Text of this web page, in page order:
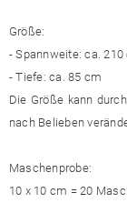
Größe:
- Spannweite: ca. 210
- Tiefe: ca. 85 cm
Die Größe kann
nach Belieben
Maschenprobe:
10 x 10 cm = 20